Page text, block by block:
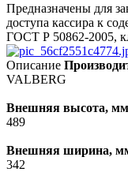
Предназначены для
доступа кассира к
ГОСТ Р 50862-2005,
Описание
VALBERG
Внешняя высота, мм
489
Внешняя ширина,
342